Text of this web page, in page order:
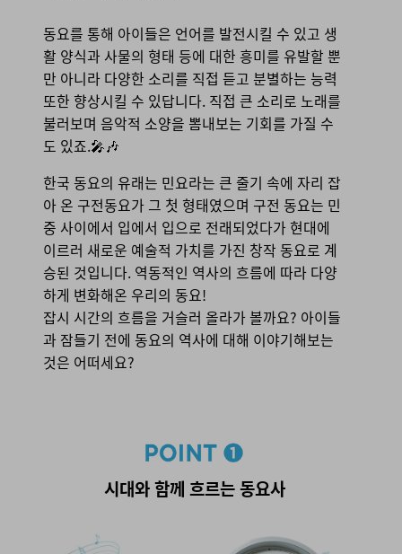
동요를 통해 아이들은 언어를 발전시킬 수 있고 생
활 양식과 사물의 형태 등에 대한 흥미를 유발할 뿐
만 아니라 다양한 소리를 직접 듣고 분별하는 능력
또한 향상시킬 수 있답니다. 직접 큰 소리로 노래를
불러보며 음악적 소양을 뽐내보는 기회를 가질 수
도 있죠.🎤🎶
한국 동요의 유래는 민요라는 큰 줄기 속에 자리 잡
아 온 구전동요가 그 첫 형태였으며 구전 동요는 민
중 사이에서 입에서 입으로 전래되었다가 현대에
이르러 새로운 예술적 가치를 가진 창작 동요로 계
승된 것입니다. 역동적인 역사의 흐름에 따라 다양
하게 변화해온 우리의 동요!
잡시 시간의 흐름을 거슬러 올라가 볼까요? 아이들
과 잠들기 전에 동요의 역사에 대해 이야기해보는
것은 어떠세요?
시대와 함께 흐르는 동요사